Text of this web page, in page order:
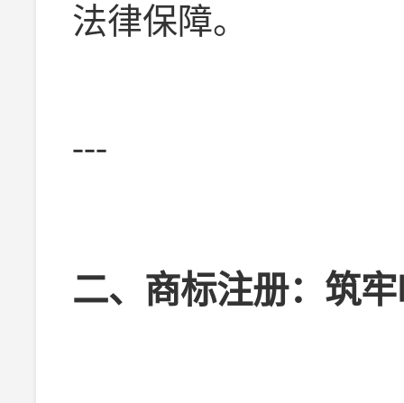
法律保障。
---
二、商标注册：筑